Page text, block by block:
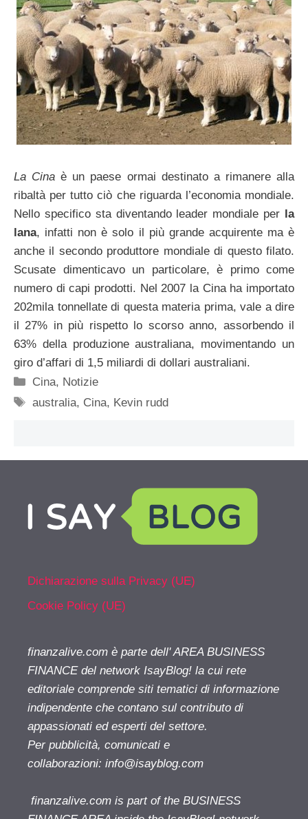
La Cina è un paese ormai destinato a rimanere alla
ribaltà per tutto ciò che riguarda l’economia mondiale.
Nello specifico sta diventando leader mondiale per
la
lana, infatti non è solo il più grande acquirente ma è
anche il secondo produttore mondiale di questo filato.
Scusate dimenticavo un particolare, è primo come
numero di capi prodotti. Nel 2007 la Cina ha importato
202mila tonnellate di questa materia prima, vale a dire
il 27% in più rispetto lo scorso anno, assorbendo il
63% della produzione australiana, movimentando un
giro d’affari di 1,5 miliardi di dollari australiani.
Categorie
Cina, Notizie
Tag
australia, Cina, Kevin rudd
Dichiarazione sulla Privacy (UE)
Cookie Policy (UE)
finanzalive.com è parte dell' AREA BUSINESS
FINANCE del network IsayBlog! la cui rete
editoriale comprende siti tematici di informazione
indipendente che contano sul contributo di
appassionati ed esperti del settore.
Per pubblicità, comunicati e
collaborazioni: info@isayblog.com
finanzalive.com is part of the BUSINESS